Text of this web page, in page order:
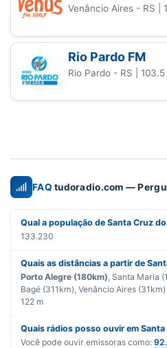
Venâncio Aires - RS
Rio Pardo FM
Rio Pardo - RS |
FAQ tudoradio.com —
Qual a população de Santa Cruz
133.230
Quais as distâncias a partir de
Porto Alegre (180km) , Santa Maria
Bagé (311km), Venâncio Aires (31km)
122 m
Quais rádios posso ouvir em Santa
Você pode ouvir emissoras como: